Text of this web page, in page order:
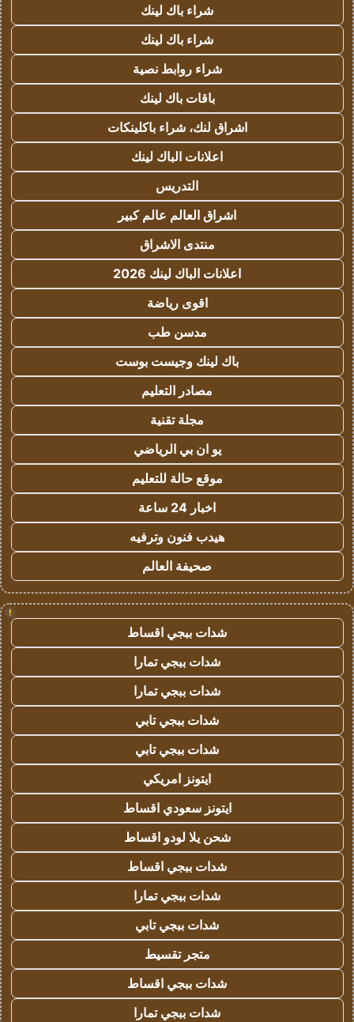
شراء باك لينك
شراء باك لينك
شراء روابط نصية
باقات باك لينك
اشراق لنك، شراء باكلينكات
اعلانات الباك لينك
التدريس
اشراق العالم عالم كبير
منتدى الاشراق
اعلانات الباك لينك 2026
اقوى رياضة
مدسن طب
باك لينك وجيست بوست
مصادر التعليم
مجلة تقنية
يو ان بي الرياضي
موقع حالة للتعليم
اخبار 24 ساعة
هيدب فنون وترفيه
صحيفة العالم
!
شدات ببجي اقساط
شدات ببجي تمارا
شدات ببجي تمارا
شدات ببجي تابي
شدات ببجي تابي
ايتونز امريكي
ايتونز سعودي اقساط
شحن يلا لودو اقساط
شدات ببجي اقساط
شدات ببجي تمارا
شدات ببجي تابي
متجر تقسيط
شدات ببجي اقساط
شدات ببجي تمارا